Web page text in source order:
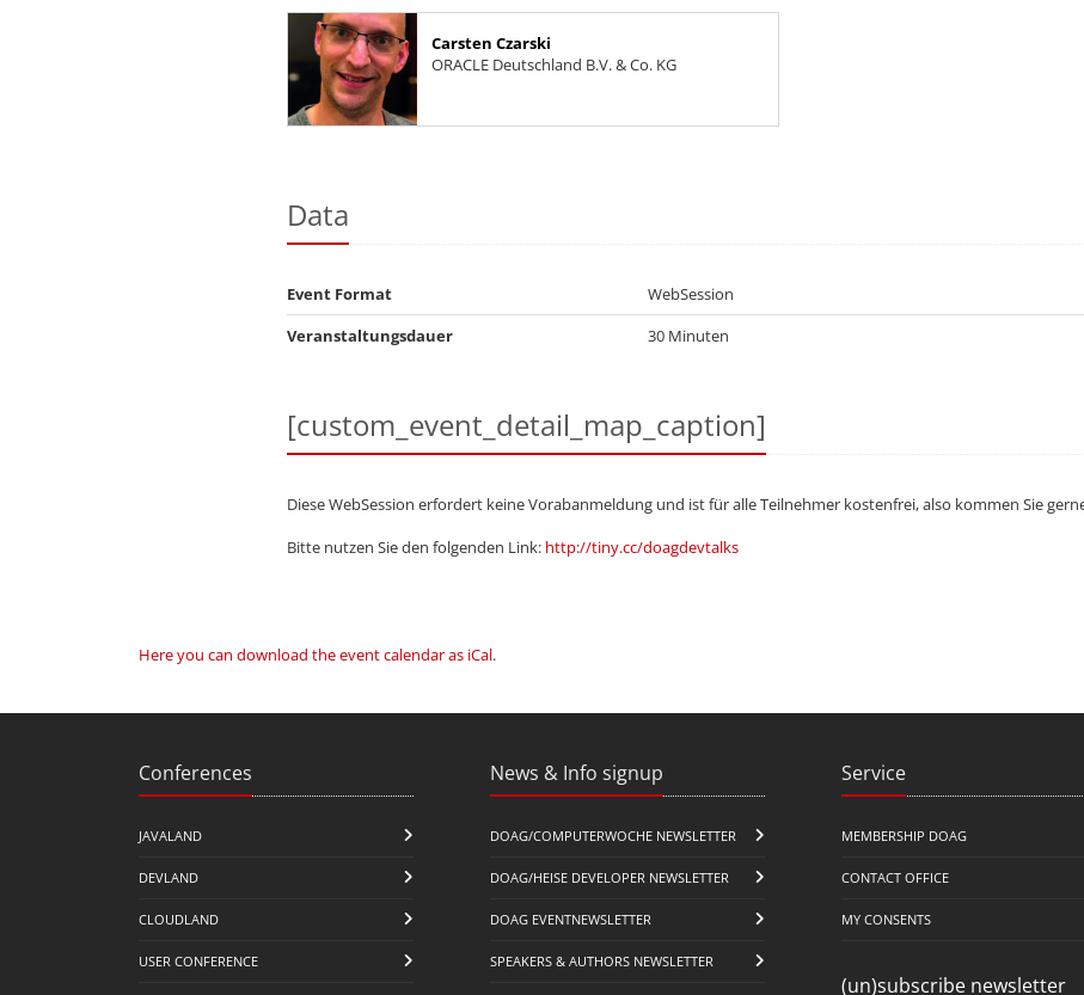
Carsten Czarski
ORACLE Deutschland B.V. & Co. KG
Data
Event Format
WebSession
Veranstaltungsdauer
30 Minuten
[custom_event_detail_map_caption]
Diese WebSession erfordert keine Vorabanmeldung und ist für alle Teilnehmer kostenfrei, also kommen Sie
Bitte nutzen Sie den folgenden Link: http://tiny.cc/doagdevtalks
Here you can download the event calendar as iCal.
Conferences
JAVALAND
DEVLAND
CLOUDLAND
USER CONFERENCE
News & Info signup
DOAG/COMPUTERWOCHE NEWSLETTER
DOAG/HEISE DEVELOPER NEWSLETTER
DOAG EVENTNEWSLETTER
SPEAKERS & AUTHORS NEWSLETTER
Service
MEMBERSHIP DOAG
CONTACT OFFICE
MY CONSENTS
(un)subscribe newsletter